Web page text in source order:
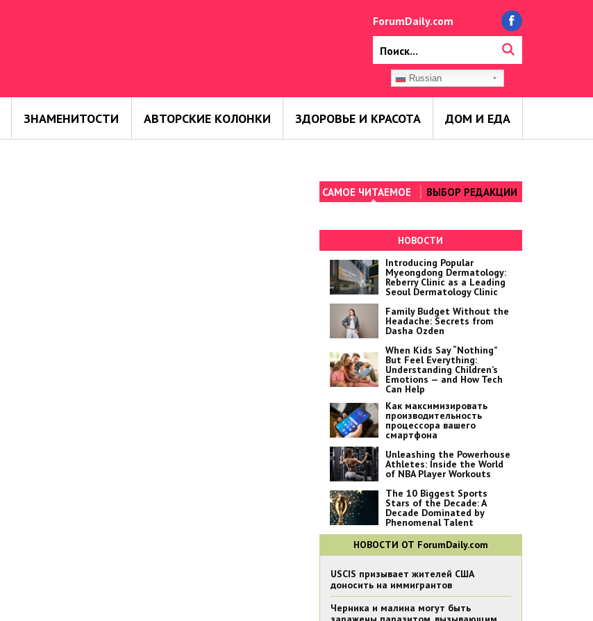
ForumDaily.com
Russian
ЗНАМЕНИТОСТИ АВТОРСКИЕ КОЛОНКИ ЗДОРОВЬЕ И КРАСОТА ДОМ И ЕДА
САМОЕ ЧИТАЕМОЕ ВЫБОР РЕДАКЦИИ
НОВОСТИ
Introducing Popular
Myeongdong Dermatology:
Reberry Clinic as a Leading
Seoul Dermatology Clinic
Family Budget Without the
Headache: Secrets from
Dasha Ozden
When Kids Say “Nothing”
But Feel Everything:
Understanding Children’s
Emotions — and How Tech
Can Help
Как максимизировать
производительность
процессора вашего
смартфона
Unleashing the Powerhouse
Athletes: Inside the World
of NBA Player Workouts
The 10 Biggest Sports
Stars of the Decade: A
Decade Dominated by
Phenomenal Talent
НОВОСТИ ОТ ForumDaily.com
USCIS призывает жителей США
доносить на иммигрантов
Черника и малина могут быть